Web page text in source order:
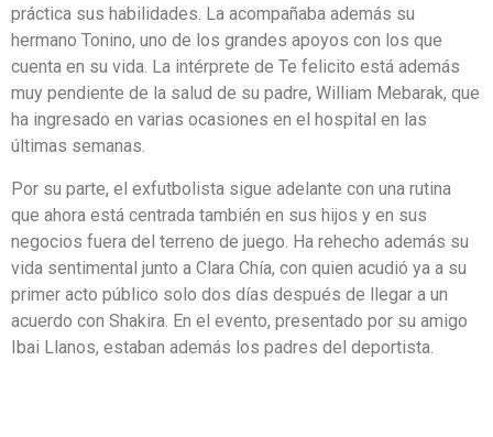
práctica sus habilidades. La acompañaba además su
hermano Tonino, uno de los grandes apoyos con los que
cuenta en su vida. La intérprete de Te felicito está además
muy pendiente de la salud de su padre, William Mebarak, que
ha ingresado en varias ocasiones en el hospital en las
últimas semanas.
Por su parte, el exfutbolista sigue adelante con una rutina
que ahora está centrada también en sus hijos y en sus
negocios fuera del terreno de juego. Ha rehecho además su
vida sentimental junto a Clara Chía, con quien acudió ya a su
primer acto público solo dos días después de llegar a un
acuerdo con Shakira. En el evento, presentado por su amigo
Ibai Llanos, estaban además los padres del deportista.